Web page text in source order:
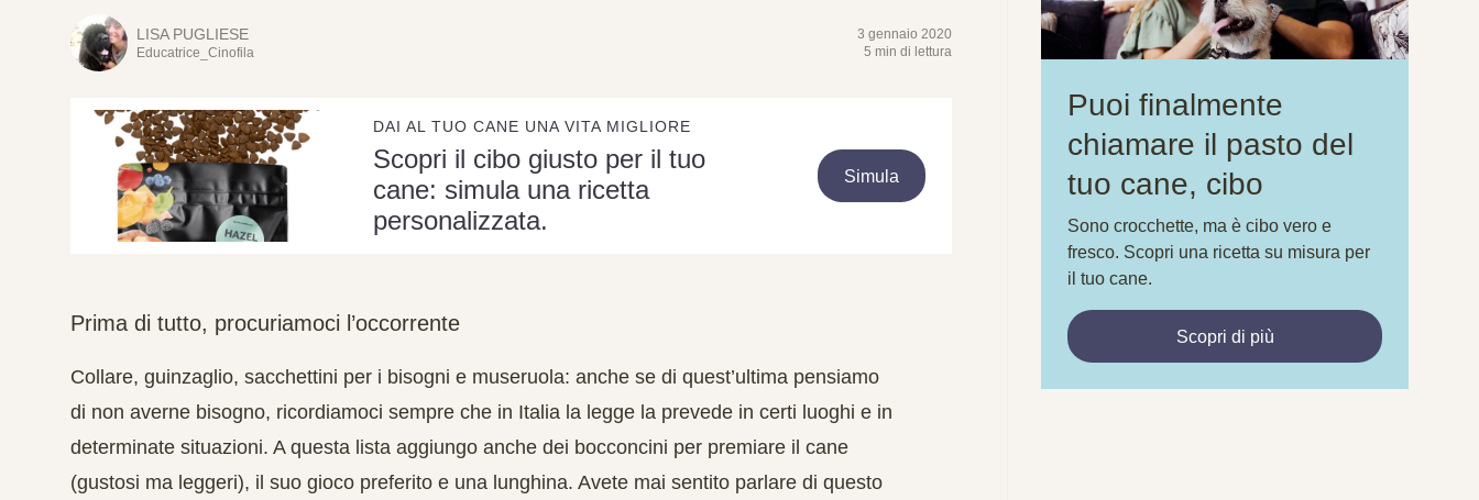
LISA PUGLIESE
Educatrice_Cinofila
3 gennaio 2020
5 min di lettura
DAI AL TUO CANE UNA VITA MIGLIORE
Scopri il cibo giusto per il tuo
cane: simula una ricetta
personalizzata.
Simula
Prima di tutto, procuriamoci l’occorrente
Collare, guinzaglio, sacchettini per i bisogni e museruola: anche se di quest’ultima pensiamo
di non averne bisogno, ricordiamoci sempre che in Italia la legge la prevede in certi luoghi e in
determinate situazioni. A questa lista aggiungo anche dei bocconcini per premiare il cane
(gustosi ma leggeri), il suo gioco preferito e una lunghina. Avete mai sentito parlare di questo
Puoi finalmente
chiamare il pasto del
tuo cane, cibo
Sono crocchette, ma è cibo vero e
fresco. Scopri una ricetta su misura per
il tuo cane.
Scopri di più